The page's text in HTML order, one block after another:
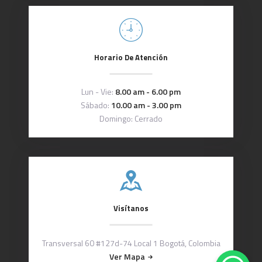
Horario De Atención
Lun - Vie: 8.00 am - 6.00 pm
Sábado: 10.00 am - 3.00 pm
Domingo: Cerrado
Visítanos
Transversal 60 #127d-74 Local 1 Bogotá, Colombia
Ver Mapa